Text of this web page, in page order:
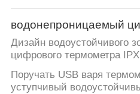
водонепроницаемый
Дизайн водоустойчивого
цифрового термометра
Поручать USB варя
уступчивый